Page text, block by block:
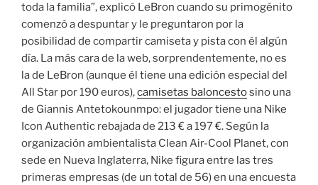
toda la familia”, explicó LeBron cuando su primogénito
comenzó a despuntar y le preguntaron por la
posibilidad de compartir camiseta y pista con él algún
día. La más cara de la web, sorprendentemente, no es
la de LeBron (aunque él tiene una edición especial del
All Star por 190 euros),camisetas baloncestosino una
de Giannis Antetokounmpo: el jugador tiene una Nike
Icon Authentic rebajada de 213 € a 197 €. Según la
organización ambientalista Clean Air-Cool Planet, con
sede en Nueva Inglaterra, Nike figura entre las tres
primeras empresas (de un total de 56) en una encuesta